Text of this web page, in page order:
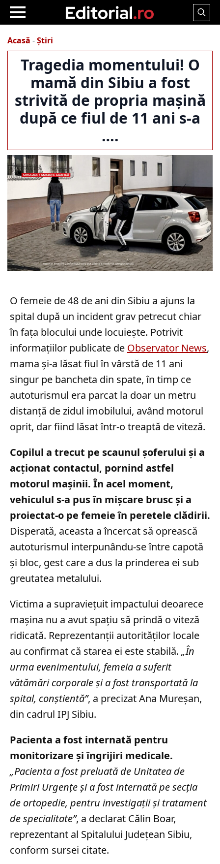
Search
Acasă -Știri
Tragedia momentului! O
mamă din Sibiu a fost
strivită de propria mașină
după ce fiul de 11 ani s-a
….
O femeie de 48 de ani din Sibiu a ajuns la
spital după un incident grav petrecut chiar
în fața blocului unde locuiește. Potrivit
informațiilor publicate de Observator News,
mama și-a lăsat fiul în vârstă de 11 ani
singur pe bancheta din spate, în timp ce
autoturismul era parcat la doar un metru
distanță de zidul imobilului, având motorul
oprit, dar fiind lăsat într-o treaptă de viteză.
Copilul a trecut pe scaunul șoferului și a
acționat contactul, pornind astfel
motorul mașinii. În acel moment,
vehiculul s-a pus în mișcare brusc și a
proiectat-o pe femeie în peretele clădirii.
Disperată, aceasta a încercat să oprească
autoturismul interpunându-se între capotă
și bloc, gest care a dus la prinderea ei sub
greutatea metalului.
Victima a supraviețuit impactului deoarece
mașina nu a avut spațiu să prindă o viteză
ridicată. Reprezentanții autorităților locale
au confirmat că starea ei este stabilă. „În
urma evenimentului, femeia a suferit
vătămări corporale şi a fost transportată la
spital, conştientă”, a precizat Ana Mureşan,
din cadrul IPJ Sibiu.
Pacienta a fost internată pentru
monitorizare și îngrijiri medicale.
„Pacienta a fost preluată de Unitatea de
Primiri Urgenţe şi a fost internată pe secţia
de ortopedie, pentru investigaţii şi tratament
de specialitate”, a declarat Călin Boar,
reprezentant al Spitalului Judeţean Sibiu,
conform sursei citate.